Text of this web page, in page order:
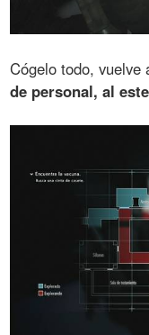
Cógelo todo,
de personal, al este